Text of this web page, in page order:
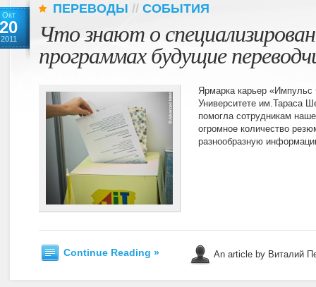
Окт
20
2011
ПЕРЕВОДЫ // СОБЫТИЯ
Что знают о
программах будущие
Ярмарка карьер
Университете им.Тараса
помогла сотрудникам
огромное количество
разнообразную
Continue Reading » An article by Виталий